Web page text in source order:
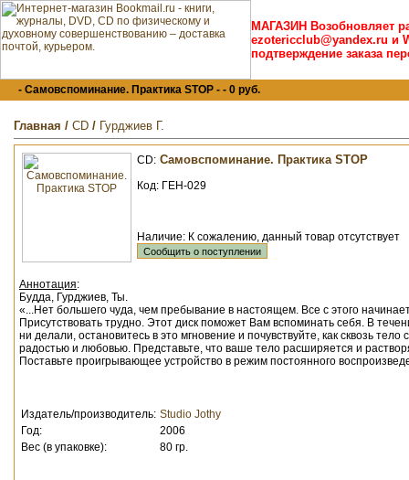
МАГАЗИН Возобновляет
ezotericclub@yandex.ru и
подтверждение заказа
- Самовспоминание. Практика STOP - - 0 руб.
Главная / CD / Гурджиев Г.
CD: Самовспоминание. Практика STOP
Код: ГЕН-029
Наличие: К сожалению, данный товар отсутствует
Аннотация:
Будда, Гурджиев, Ты.
«...Нет большего чуда, чем пребывание в настоящем. Все с этого
Присутствовать трудно. Этот диск поможет Вам вспоминать себя. В
ни делали, остановитесь в это мгновение и почувствуйте, как сквозь
радоcтью и любовью. Представьте, что ваше тело расширяется и
Поставьте проигрывающее устройство в режим постоянного
Издатель/производитель: Studio Jothy
Год:
2006
Вес (в упаковке):
80 гр.